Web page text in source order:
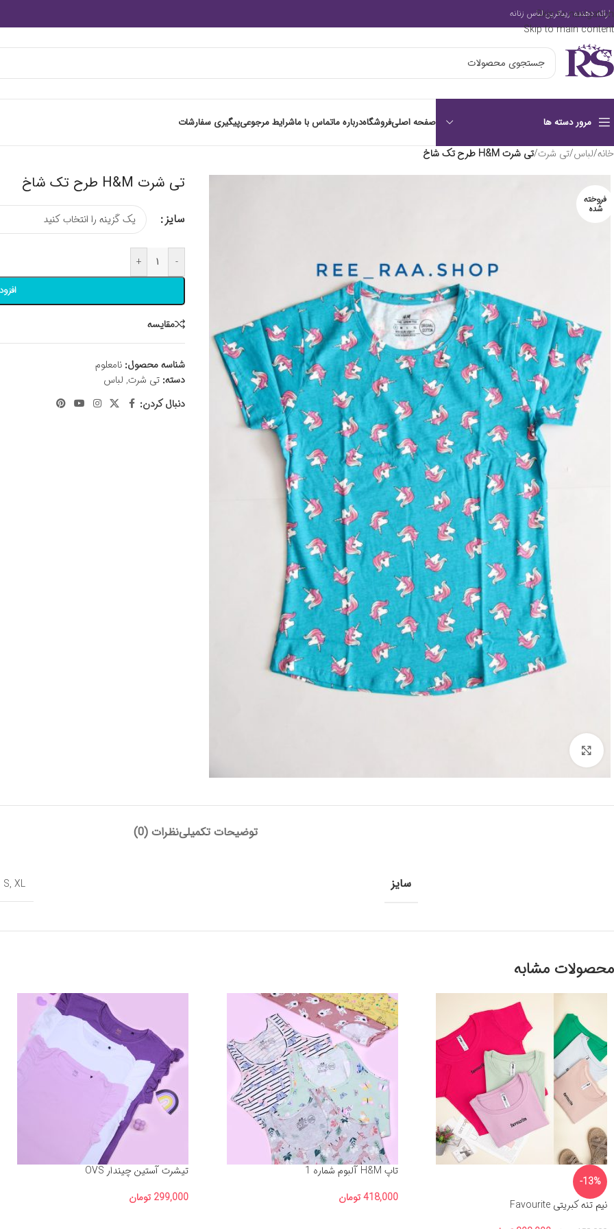
Skip to navigation
Skip to main content
ارائه دهنده زیباترین لباس زنانه
مرور دسته ها صفحه اصلیفروشگاهدرباره ماتماس با ماشرایط مرجوعیپیگیری سفارشات
خانه/لباس/تی شرت/تی شرت H&M طرح تک شاخ
فروخته
شده
تی شرت H&M طرح تک شاخ
سایز
-
+
مقايسه
شناسه محصول: نامعلوم
دسته: تی شرت, لباس
دنبال کردن:
توضیحات تکمیلینظرات (0)
سایز S, XL
محصولات مشابه
-13%
نیم تنه کبریتی Favourite
تاپ H&M آلبوم شماره 1
418,000 تومان
تیشرت آستین چیندار OVS
299,000 تومان